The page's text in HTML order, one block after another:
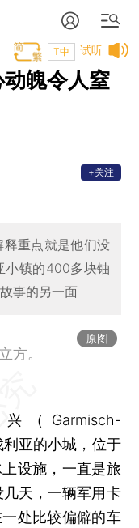
试听
T中
魄令人窒
+关注
重点就是他们没
小镇的400多块铀
事的另一面
原图
方。
Garmisch-
亚的小城，位于
设施，一直是旅
天，一辆军用卡
处比较偏僻的车